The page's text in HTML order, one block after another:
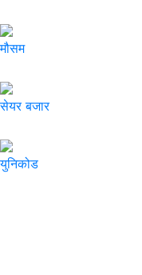
मौसम
सेयर बजार
युनिकोड